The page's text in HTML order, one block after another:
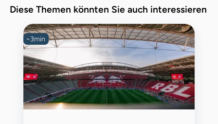
Diese Themen könnten Sie auch interessieren
~3min